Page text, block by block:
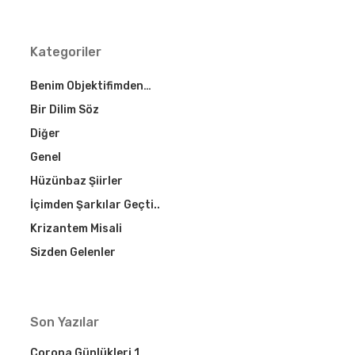
Kategoriler
Benim Objektifimden…
Bir Dilim Söz
Diğer
Genel
Hüzünbaz Şiirler
İçimden Şarkılar Geçti..
Krizantem Misali
Sizden Gelenler
Son Yazılar